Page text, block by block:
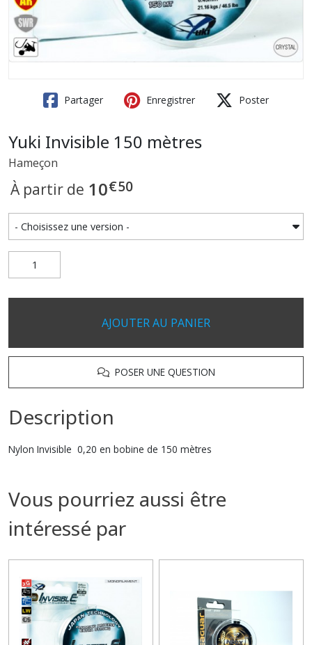
Partager Enregistrer Poster
Yuki Invisible 150 mètres
Hameçon
À partir de 10€50
AJOUTER AU PANIER
POSER UNE QUESTION
Description
Nylon Invisible 0,20 en bobine de 150 mètres
Vous pourriez aussi être
intéressé par